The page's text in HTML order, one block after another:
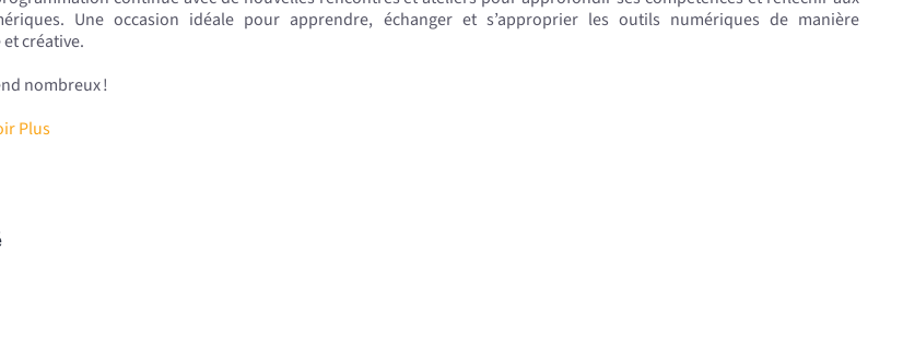
Une occasion idéale pour apprendre, échanger et s’approprier les outils numériques de manière
créative.
nombreux !
Plus